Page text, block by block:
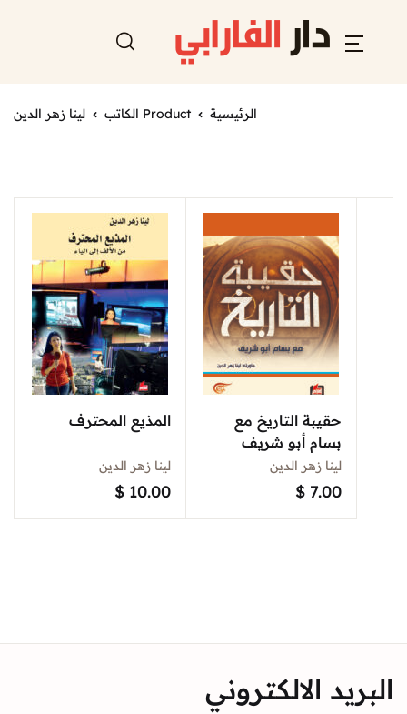
الرئيسية Product الكاتب لينا زهر الدين
حقيبة التاريخ مع
بسام أبو شريف
لينا زهر الدين
$ 7.00
المذيع المحترف
لينا زهر الدين
$10.00
البريد الالكتروني